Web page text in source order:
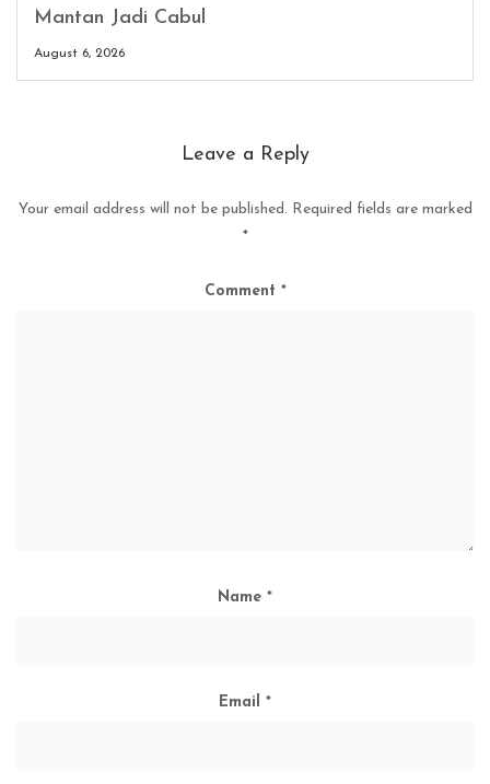
Mantan Jadi Cabul
August 6, 2026
Leave a Reply
Your email address will not be published. Required fields are marked
*
Comment *
Name *
Email *